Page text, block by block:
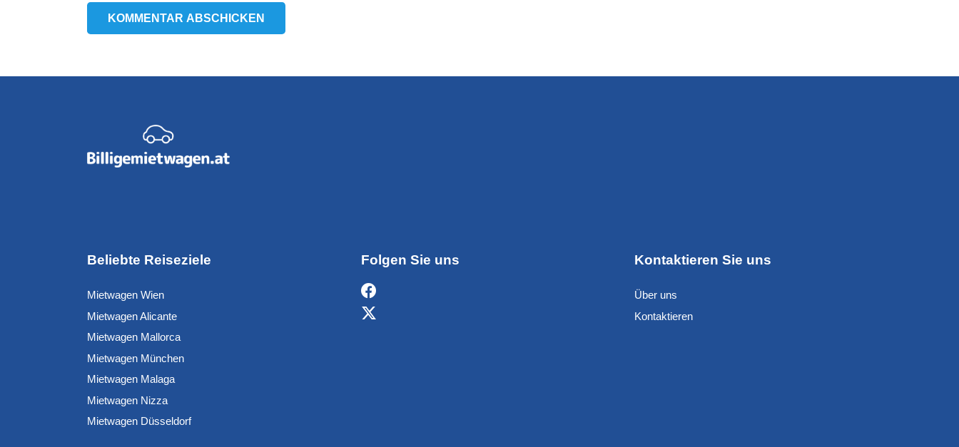
KOMMENTAR ABSCHICKEN
Beliebte Reiseziele
Mietwagen Wien
Mietwagen Alicante
Mietwagen Mallorca
Mietwagen München
Mietwagen Malaga
Mietwagen Nizza
Mietwagen Düsseldorf
Folgen Sie uns Kontaktieren Sie uns
Über uns
Kontaktieren